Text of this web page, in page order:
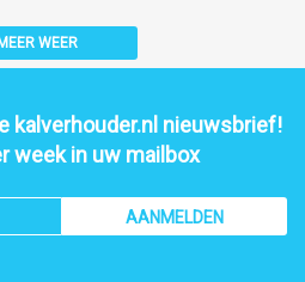
MEER WEER
kalverhouder.nl nieuwsbrief!
week in uw mailbox
AANMELDEN